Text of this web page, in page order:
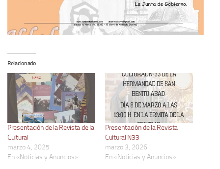
Relacionado
Presentación de la Revista de la
Cultural
marzo 4, 2025
En «Noticias y Anuncios»
Presentación de la Revista
Cultural N33
marzo 3, 2026
En «Noticias y Anuncios»